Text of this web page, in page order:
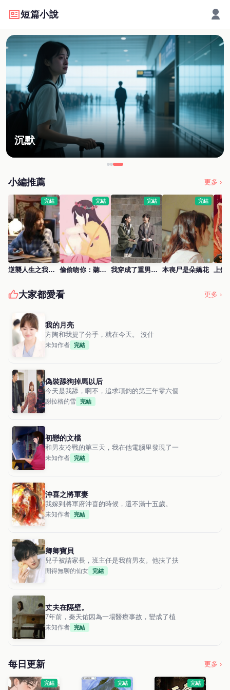
短篇小說
沉默
小編推薦 更多 ›
完結
逆襲人生之我是白富美
完結
偷偷吻你：聽，心動的聲音
完結
我穿成了重男輕女的姥姥
完結
本喪尸是朵嬌花 上
大家都愛看 更多 ›
我的月亮
方陶和我提了分手，就在今天。 沒什
未知作者 完結
偽裝舔狗掉馬以后
今天是我舔，啊不，追求項鈞的第三年零六個
謝拉格的雪 完結
初戀的文檔
和男友冷戰的第三天，我在他電腦里發現了一
未知作者 完結
沖喜之將軍妻
我嫁到將軍府沖喜的時候，還不滿十五歲。
未知作者 完結
卿卿寶貝
兒子被請家長，班主任是我前男友。他扶了扶
閒得無聊的仙女 完結
丈夫在隔壁。
7年前，秦天佑因為一場醫療事故，變成了植
未知作者 完結
每日更新 更多 ›
完結 完結 完結